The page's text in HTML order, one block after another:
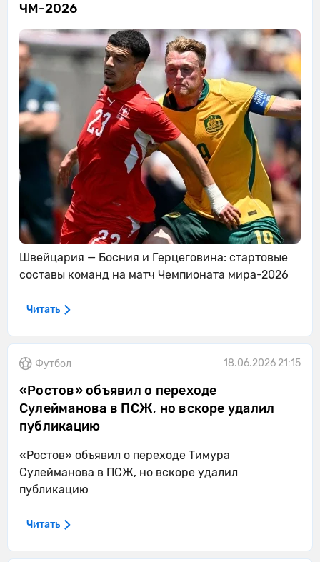
ЧМ-2026
Швейцария — Босния и Герцеговина: стартовые
составы команд на матч Чемпионата мира-2026
Читать
Футбол 18.06.2026 21:15
«Ростов» объявил о переходе
Сулейманова в ПСЖ, но вскоре удалил
публикацию
«Ростов» объявил о переходе Тимура
Сулейманова в ПСЖ, но вскоре удалил
публикацию
Читать